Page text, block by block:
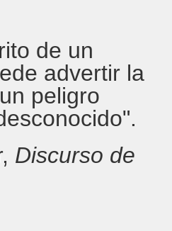
de un
advertir la
peligro
Discurso de